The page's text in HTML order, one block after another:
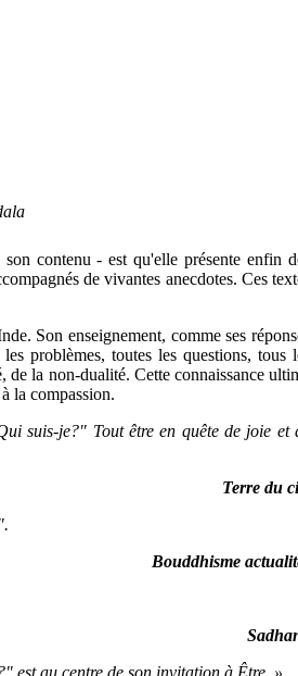
contenu - est qu'elle présente enfin
de vivantes anecdotes. Ces
Son enseignement, comme ses
problèmes, toutes les questions, tous
de la non-dualité. Cette connaissance
la compassion.
suis-je?" Tout être en quête de joie et
Terre du
Bouddhisme
est au centre de son invitation à Être. »